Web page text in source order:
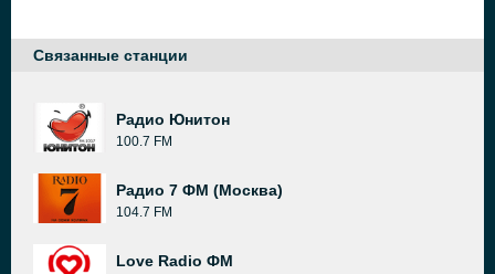
Связанные станции
Радио Юнитон
100.7 FM
Радио 7 ФМ (Москва)
104.7 FM
Love Radio ФМ